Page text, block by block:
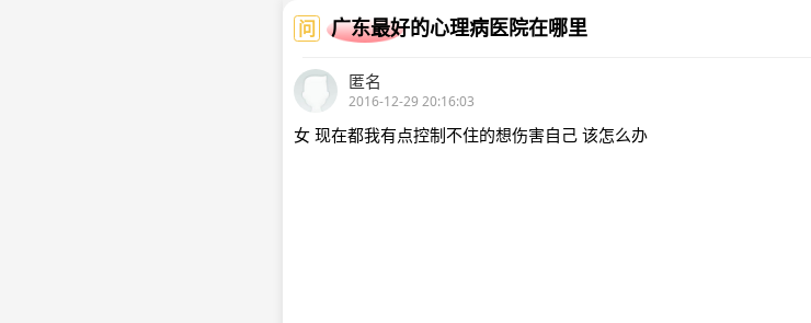
问 广东最好的心理病医院在哪里
匿名
2016-12-29 20:16:03
女 现在都我有点控制不住的想伤害自己 该怎么办